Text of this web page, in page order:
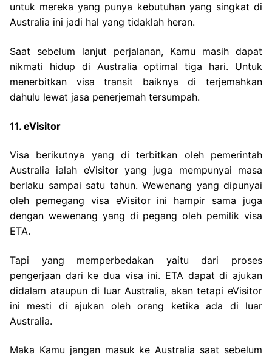
untuk mereka yang punya kebutuhan yang singkat di
Australia ini jadi hal yang tidaklah heran.
Saat sebelum lanjut perjalanan, Kamu masih dapat
nikmati hidup di Australia optimal tiga hari. Untuk
menerbitkan visa transit baiknya di terjemahkan
dahulu lewat jasa penerjemah tersumpah.
11. eVisitor
Visa berikutnya yang di terbitkan oleh pemerintah
Australia ialah eVisitor yang juga mempunyai masa
berlaku sampai satu tahun. Wewenang yang dipunyai
oleh pemegang visa eVisitor ini hampir sama juga
dengan wewenang yang di pegang oleh pemilik visa
ETA.
Tapi yang memperbedakan yaitu dari proses
pengerjaan dari ke dua visa ini. ETA dapat di ajukan
didalam ataupun di luar Australia, akan tetapi eVisitor
ini mesti di ajukan oleh orang ketika ada di luar
Australia.
Maka Kamu jangan masuk ke Australia saat sebelum